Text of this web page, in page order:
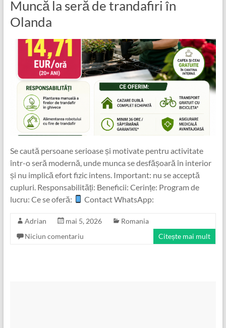
Muncă la seră de trandafiri în
Olanda
Se caută persoane serioase și motivate pentru activitate
într-o seră modernă, unde munca se desfășoară în interior
și nu implică efort fizic intens. Important: nu se acceptă
cupluri. Responsabilități: Beneficii: Cerințe: Program de
lucru: Ce se oferă:
Contact WhatsApp:
Adrian mai 5, 2026
Romania
Niciun comentariu
Citește mai mult